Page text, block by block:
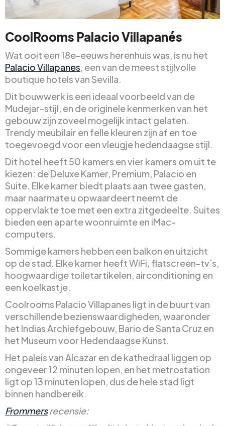
CoolRooms Palacio Villapanés
Wat ooit een 18e-eeuws herenhuis was, is nu het
Palacio Villapanes, een van de meest stijlvolle
boutique hotels van Sevilla.
Dit bouwwerk is een ideaal voorbeeld van de
Mudejar-stijl, en de originele kenmerken van het
gebouw zijn zoveel mogelijk intact gelaten.
Trendy meubilair en felle kleuren zijn af en toe
toegevoegd voor een vleugje hedendaagse stijl.
Dit hotel heeft 50 kamers en vier kamers om uit te
kiezen: de Deluxe Kamer, Premium, Palacio en
Suite. Elke kamer biedt plaats aan twee gasten,
maar naarmate u opwaardeert neemt de
oppervlakte toe met een extra zitgedeelte. Suites
bieden een aparte woonruimte en iMac-
computers.
Sommige kamers hebben een balkon en uitzicht
op de stad. Elke kamer heeft WiFi, flatscreen-tv’s,
hoogwaardige toiletartikelen, airconditioning en
een koelkastje.
Coolrooms Palacio Villapanes ligt in de buurt van
verschillende bezienswaardigheden, waaronder
het Indias Archiefgebouw, Bario de Santa Cruz en
het Museum voor Hedendaagse Kunst.
Het paleis van Alcazar en de kathedraal liggen op
ongeveer 12 minuten lopen, en het metrostation
ligt op 13 minuten lopen, dus de hele stad ligt
binnen handbereik.
Frommersrecensie: